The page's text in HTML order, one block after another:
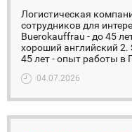
Логистическая
сотрудников для
Buerokauffrau - до 45
хороший английский
45 лет - опыт работы в
04.07.2026